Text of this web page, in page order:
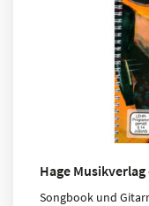
Hage
Songbook und